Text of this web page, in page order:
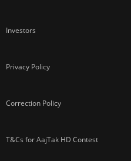
Investors
Privacy Policy
Correction Policy
T&Cs for AajTak HD Contest